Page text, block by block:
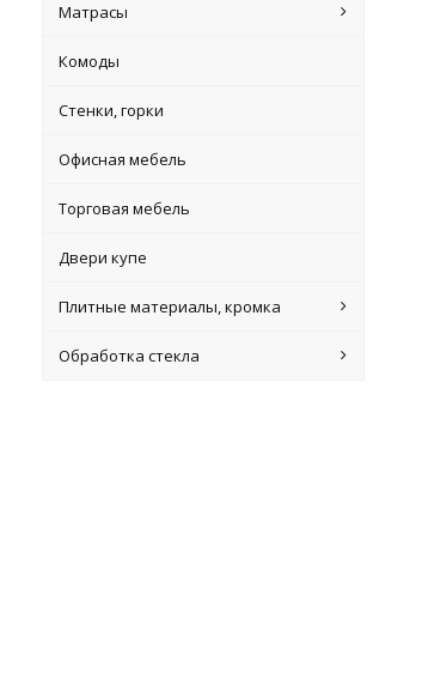
Матрасы
Комоды
Стенки, горки
Офисная мебель
Торговая мебель
Двери купе
Плитные материалы, кромка
Обработка стекла